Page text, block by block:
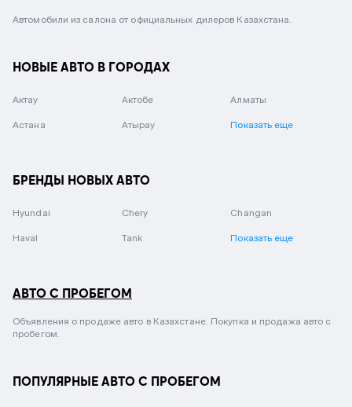
Автомобили из салона от официальных дилеров Казахстана.
НОВЫЕ АВТО В ГОРОДАХ
Актау Актобе Алматы
Астана Атырау Показать еще
БРЕНДЫ НОВЫХ АВТО
Hyundai Chery Changan
Haval Tank Показать еще
АВТО С ПРОБЕГОМ
Объявления о продаже авто в Казахстане. Покупка и продажа авто с
пробегом.
ПОПУЛЯРНЫЕ АВТО С ПРОБЕГОМ